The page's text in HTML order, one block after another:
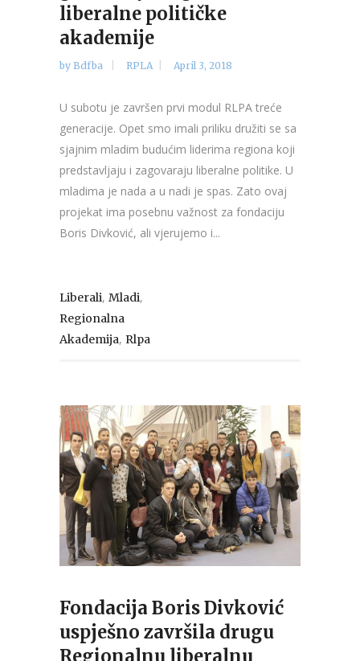
liberalne političke
akademije
by Bdfba RPLA April 3, 2018
U subotu je završen prvi modul RLPA treće
generacije. Opet smo imali priliku družiti se sa
sjajnim mladim budućim liderima regiona koji
predstavljaju i zagovaraju liberalne politike. U
mladima je nada a u nadi je spas. Zato ovaj
projekat ima posebnu važnost za fondaciju
Boris Divković, ali vjerujemo i...
Liberali, Mladi,
Regionalna
Akademija, Rlpa
Fondacija Boris Divković
uspješno završila drugu
Regionalnu liberalnu